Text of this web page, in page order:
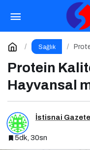
Sağlık
Protein
Hayvansal
İstisnai Gazete
5dk, 30sn
Yaz
Hastalık
Yorum Yap